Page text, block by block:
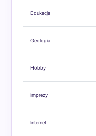
Edukacja
Geologia
Hobby
Imprezy
Internet